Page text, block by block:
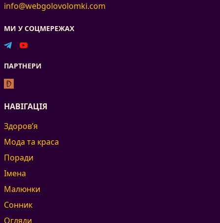
info@webgolovolomki.com
МИ У СОЦМЕРЕЖАХ
ПАРТНЕРИ
НАВІГАЦІЯ
Здоров’я
Мода та краса
Поради
Імена
Малюнки
Сонник
Огляди